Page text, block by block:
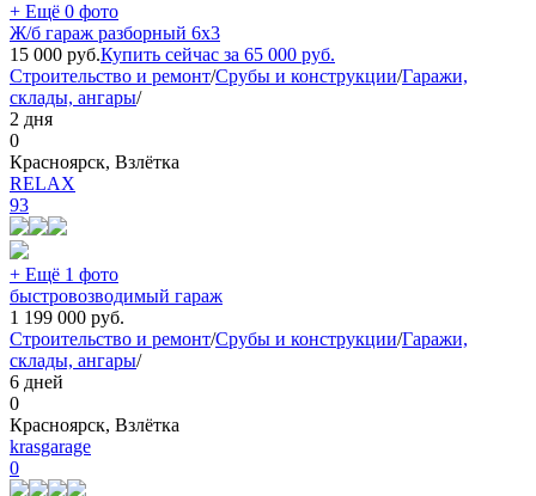
+ Ещё 0 фото
Ж/б гараж разборный 6х3
15 000 руб.Купить сейчас за 65 000 руб.
Строительство и ремонт/Срубы и конструкции/Гаражи,
склады, ангары/
2 дня
0
Красноярск, Взлётка
RELAX
93
+ Ещё 1 фото
быстровозводимый гараж
1 199 000 руб.
Строительство и ремонт/Срубы и конструкции/Гаражи,
склады, ангары/
6 дней
0
Красноярск, Взлётка
krasgarage
0